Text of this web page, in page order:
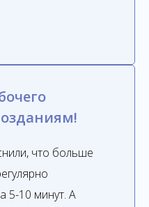
что больше
5-10 минут. А